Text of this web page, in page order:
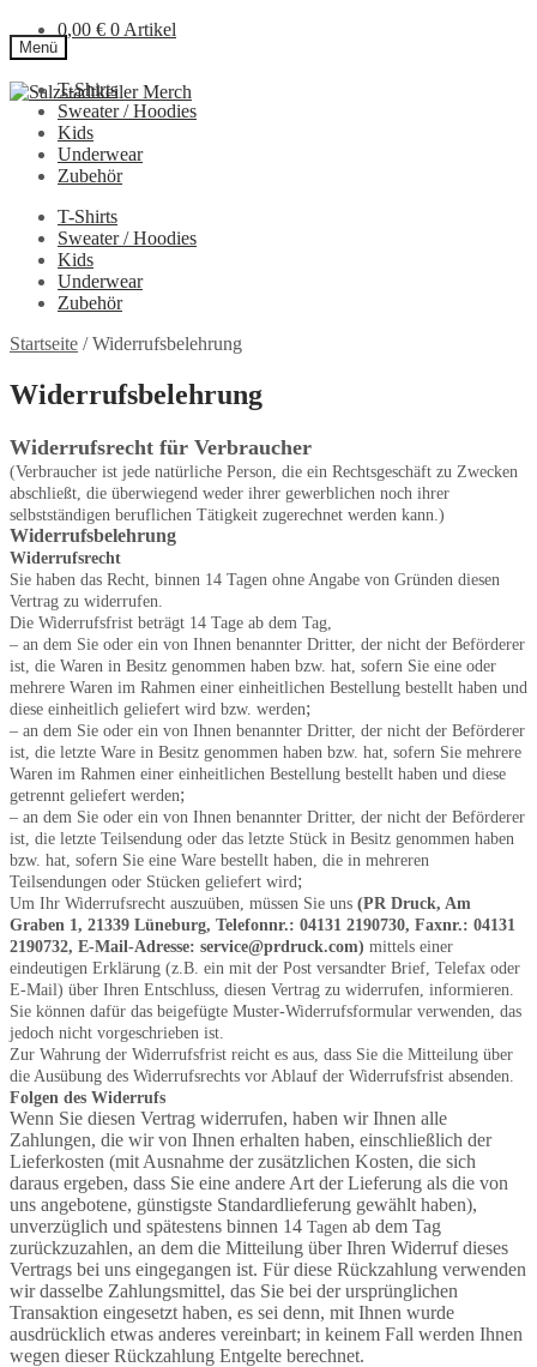
0,00 € 0 Artikel
Zur
Navigation
springen
Zum
Inhalt
springen
Menü
T-Shirts
Sweater / Hoodies
Kids
Underwear
Zubehör
T-Shirts
Sweater / Hoodies
Kids
Underwear
Zubehör
Startseite /Widerrufsbelehrung
Widerrufsbelehrung
Widerrufsrecht für Verbraucher
(Verbraucher ist jede natürliche Person, die ein Rechtsgeschäft zu Zwecken
abschließt, die überwiegend weder ihrer gewerblichen noch ihrer
selbstständigen beruflichen Tätigkeit zugerechnet werden kann.)
Widerrufsbelehrung
Widerrufsrecht
Sie haben das Recht, binnen 14 Tagen ohne Angabe von Gründen diesen
Vertrag zu widerrufen.
Die Widerrufsfrist beträgt 14 Tage ab dem Tag,
– an dem Sie oder ein von Ihnen benannter Dritter, der nicht der Beförderer
ist, die Waren in Besitz genommen haben bzw. hat, sofern Sie eine oder
mehrere Waren im Rahmen einer einheitlichen Bestellung bestellt haben und
diese einheitlich geliefert wird bzw. werden;
– an dem Sie oder ein von Ihnen benannter Dritter, der nicht der Beförderer
ist, die letzte Ware in Besitz genommen haben bzw. hat, sofern Sie mehrere
Waren im Rahmen einer einheitlichen Bestellung bestellt haben und diese
getrennt geliefert werden;
– an dem Sie oder ein von Ihnen benannter Dritter, der nicht der Beförderer
ist, die letzte Teilsendung oder das letzte Stück in Besitz genommen haben
bzw. hat, sofern Sie eine Ware bestellt haben, die in mehreren
Teilsendungen oder Stücken geliefert wird ;
Um Ihr Widerrufsrecht auszuüben, müssen Sie uns (PR Druck, Am
Graben 1, 21339 Lüneburg, Telefonnr.: 04131 2190730, Faxnr.: 04131
2190732, E-Mail-Adresse: service@prdruck.com) mittels einer
eindeutigen Erklärung (z.B. ein mit der Post versandter Brief, Telefax oder
E-Mail) über Ihren Entschluss, diesen Vertrag zu widerrufen, informieren.
Sie können dafür das beigefügte Muster-Widerrufsformular verwenden, das
jedoch nicht vorgeschrieben ist.
Zur Wahrung der Widerrufsfrist reicht es aus, dass Sie die Mitteilung über
die Ausübung des Widerrufsrechts vor Ablauf der Widerrufsfrist absenden.
Folgen des Widerrufs
Wenn Sie diesen Vertrag widerrufen, haben wir Ihnen alle
Zahlungen, die wir von Ihnen erhalten haben, einschließlich der
Lieferkosten (mit Ausnahme der zusätzlichen Kosten, die sich
daraus ergeben, dass Sie eine andere Art der Lieferung als die von
uns angebotene, günstigste Standardlieferung gewählt haben),
unverzüglich und spätestens binnen 14 Tagen ab dem Tag
zurückzuzahlen, an dem die Mitteilung über Ihren Widerruf dieses
Vertrags bei uns eingegangen ist. Für diese Rückzahlung verwenden
wir dasselbe Zahlungsmittel, das Sie bei der ursprünglichen
Transaktion eingesetzt haben, es sei denn, mit Ihnen wurde
ausdrücklich etwas anderes vereinbart; in keinem Fall werden Ihnen
wegen dieser Rückzahlung Entgelte berechnet.